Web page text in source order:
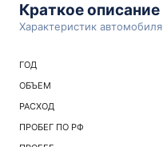
Краткое описание
Характеристик автомобиля
ГОД
ОБЪЕМ
РАСХОД
ПРОБЕГ ПО РФ